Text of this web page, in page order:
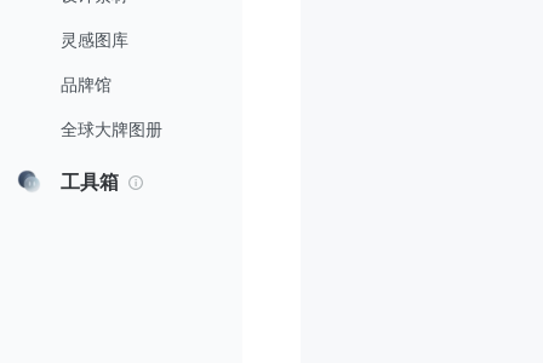
灵感图库
品牌馆
全球大牌图册
工具箱